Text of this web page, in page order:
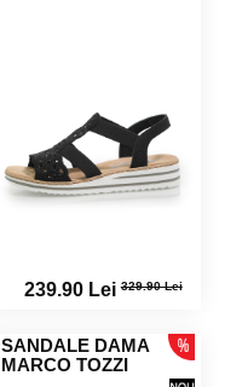
239.90 Lei329.90 Lei
SANDALE DAMA
MARCO TOZZI